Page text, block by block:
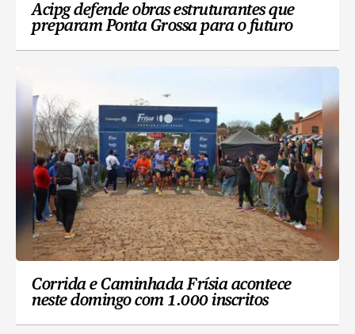
Acipg defende obras estruturantes que
preparam Ponta Grossa para o futuro
Corrida e Caminhada Frísia acontece
neste domingo com 1.000 inscritos